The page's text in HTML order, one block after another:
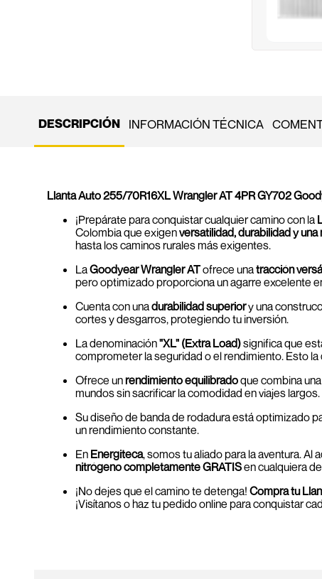
DESCRIPCIÓN INFORMACIÓN TÉCNICA
Llanta Auto 255/70R16XL Wrangler AT 4PR GY702
¡Prepárate para conquistar cualquier camino con la
Colombia que exigenversatilidad, durabilidad y
hasta los caminos rurales más exigentes.
LaGoodyear Wrangler ATofrece unatracción
pero optimizado proporciona un agarre excelente
Cuenta con unadurabilidad superiory una
cortes y desgarros, protegiendo tu inversión.
La denominación"XL" (Extra Load)significa que
comprometer la seguridad o el rendimiento. Esto
Ofrece unrendimiento equilibradoque combina
mundos sin sacrificar la comodidad en viajes largos.
Su diseño de banda de rodadura está optimizado
un rendimiento constante.
En Energiteca, somos tu aliado para la aventura. Al
nitrógeno completamente GRATISen cualquiera
¡No dejes que el camino te detenga! Compra tu
¡Visítanos o haz tu pedido online para conquistar